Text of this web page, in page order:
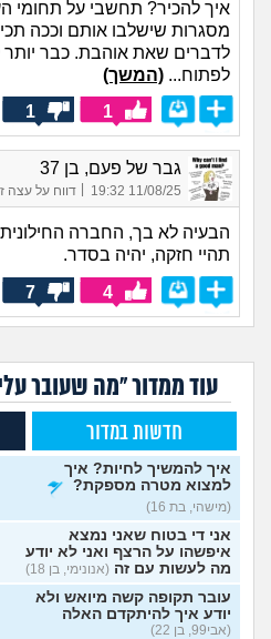
איך להכיר? תחשבי על תחומי
מסגרות שישלבו אותם וככה
לדברים שאת אוהבת. כבר יותר
לפתוח... (המשך)
1
1
גבר של פעם, בן 37
11/08/25 19:32 דווח על עצה
הבעיה לא בך, החברה
תהיי חזקה, יהיה בסדר.
4
7
עוד ממדור "מה שעובר
חדשות במדור
איך להמשיך לחיות? איך
למצוא מטרה מספקת?
(מישהי, בת 16)
אני די בטוח שאני נמצא
איפשהו על הרצף ואני לא יודע
מה לעשות עם זה (אנונימי, בן 18)
עובר תקופה קשה מיואש ולא
יודע איך להיתקדם האלה
(אבי99, בן 22)